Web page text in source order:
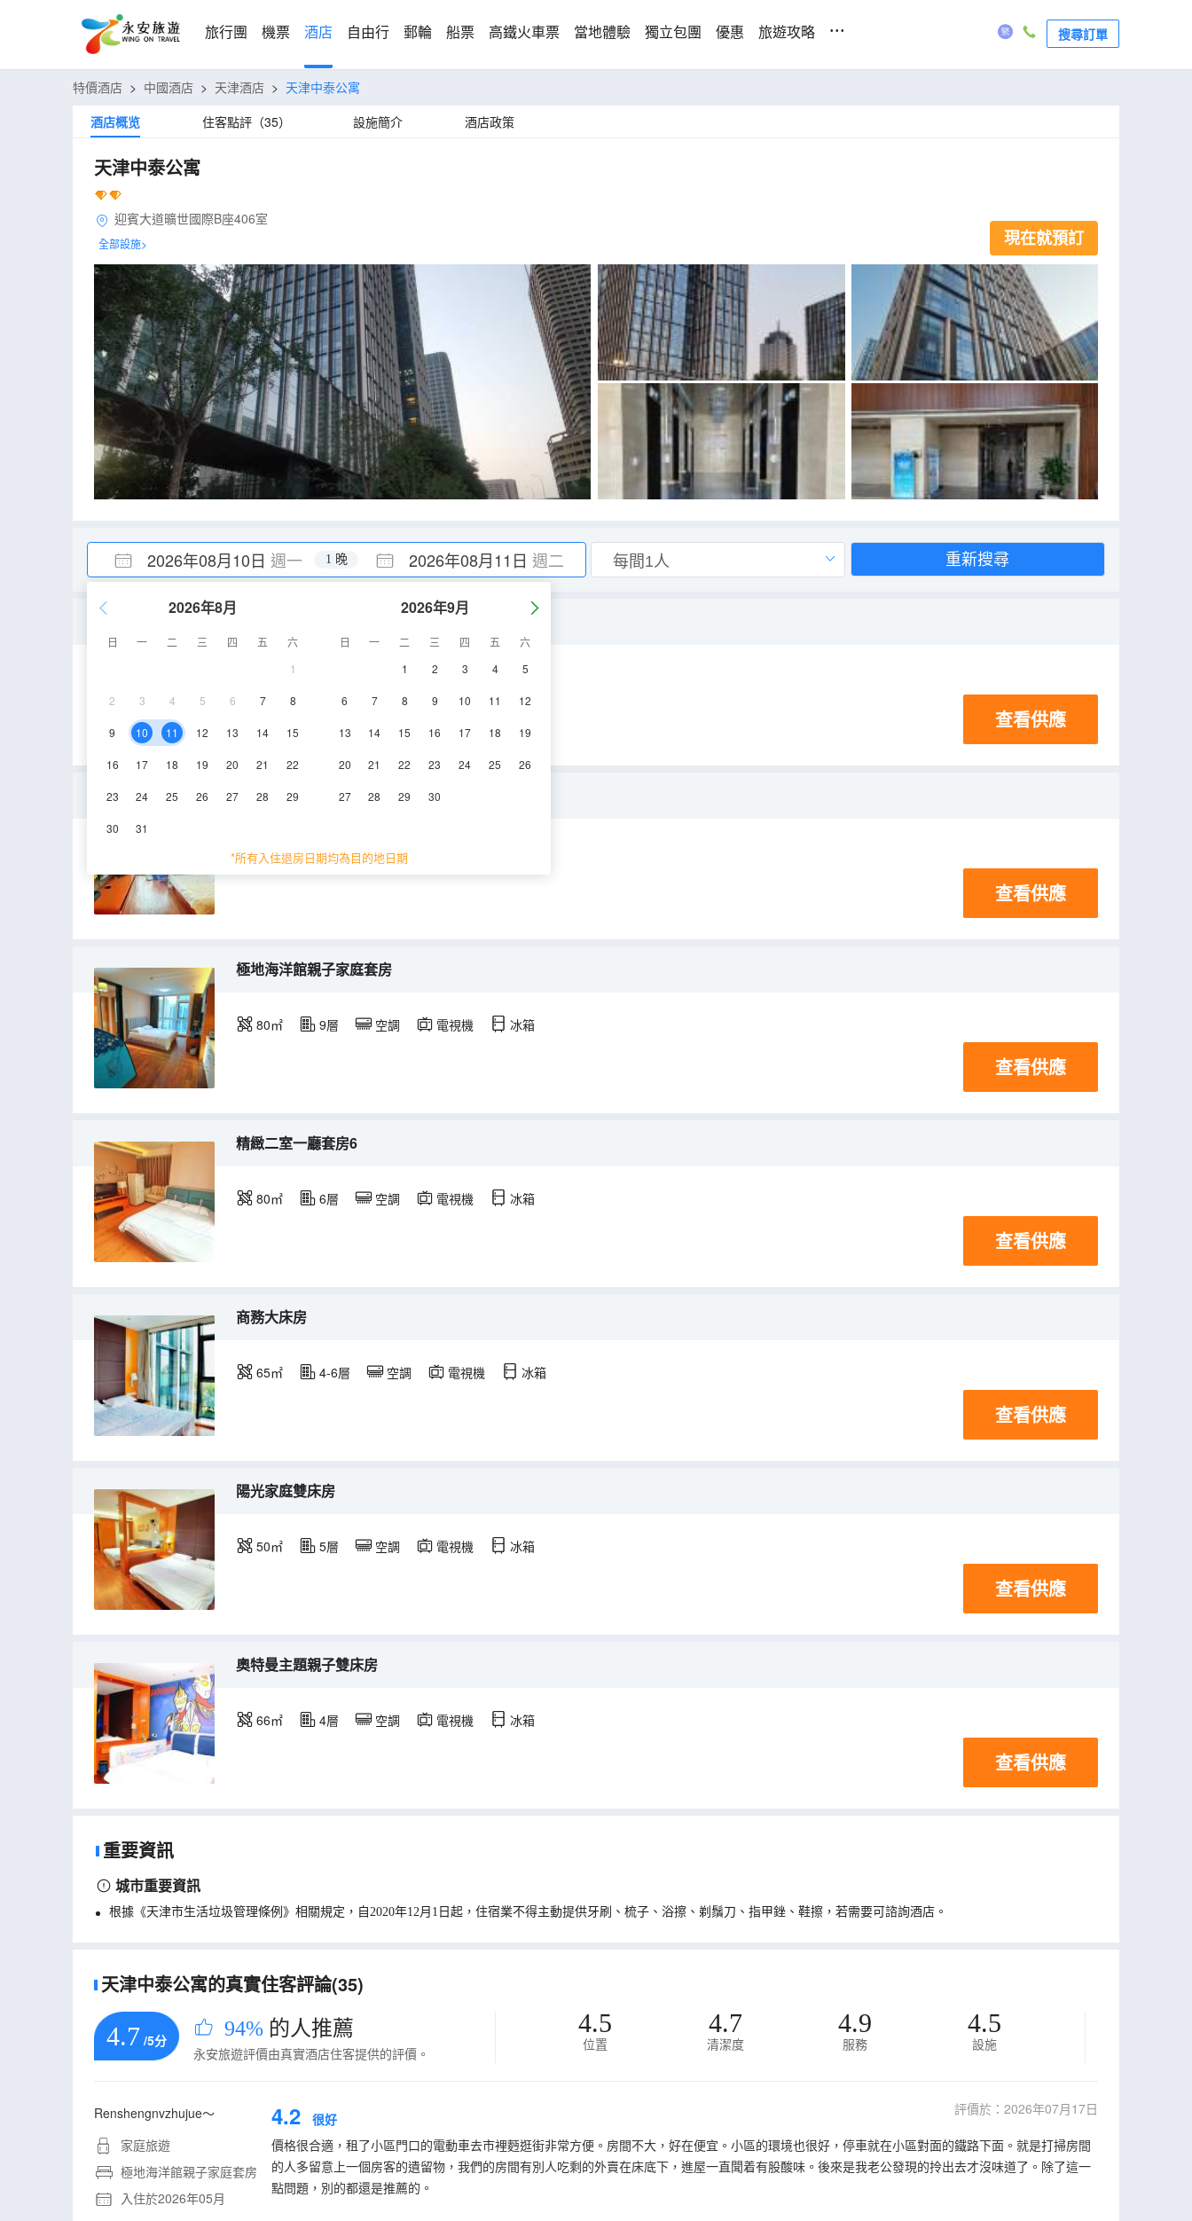
旅行團 機票 酒店 自由行 郵輪 船票 高鐵火車票 當地體驗 獨立包團 優惠 旅遊攻略 ... 搜尋訂單
特價酒店 > 中國酒店 > 天津酒店 > 天津中泰公寓
酒店概览
住客點評（35） 設施簡介 酒店政策
天津中泰公寓
迎賓大道曠世國際B座406室
全部設施> 現在就預訂
2026年08月10日 週一 2026年08月11日 週二
1 晚
2026年8月
日 一 二 三 四 五
六
1
2 3 4 5 6 7 8
9 10 11 12 13 14 15
16 17 18 19 20 21 22
23 24 25 26 27 28 29
30 31
2026年9月
日 一 二 三 四 五
六
1
2 3 4 5
6 7 8 9 10 11 12
13 14 15 16 17 18 19
20 21 22 23 24 25 26
27 28 29 30
*所有入住退房日期均為目的地日期
重新搜尋
電視機 冰箱
查看供應
特惠親子大床房
50㎡ 8層 空調
查看供應
極地海洋館親子家庭套房
80㎡ 9層 空調 電視機 冰箱
查看供應
精緻二室一廳套房6
80㎡ 6層 空調 電視機 冰箱
查看供應
商務大床房
65㎡ 4-6層 空調 電視機 冰箱
查看供應
陽光家庭雙床房
50㎡ 5層 空調 電視機 冰箱
查看供應
奧特曼主題親子雙床房
66㎡ 4層 空調 電視機 冰箱
查看供應
重要資訊
城市重要資訊
根據《天津市生活垃圾管理條例》相關規定，自2020年12月1日起，住宿業不得主動提供牙刷、梳子、浴擦、剃鬚刀、指甲銼、鞋擦，若需要可諮詢酒店。
天津中泰公寓的真實住客評論(35)
4.7 /5分 94% 的人推薦
永安旅遊評價由真實酒店住客提供的評價。
4.5
位置
4.7
清潔度
4.9
服務
4.5
設施
Renshengnvzhujue～
家庭旅遊
極地海洋館親子家庭套房
入住於2026年05月
4.2 很好
評價於：2026年07月17日
價格很合適，租了小區門口的電動車去市裡麪逛街非常方便。房間不大，好在便宜。小區的環境也很好，停車就在小區對面的鐵路下面。就是打掃房間
的人多留意上一個房客的遺留物，我們的房間有別人吃剩的外賣在床底下，進屋一直聞着有股酸味。後來是我老公發現的拎出去才沒味道了。除了這一
點問題，別的都還是推薦的。